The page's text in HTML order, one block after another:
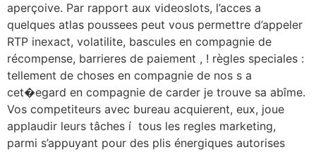
aperçoive. Par rapport aux videoslots, l’acces a
quelques atlas poussees peut vous permettre d’appeler
RTP inexact, volatilite, bascules en compagnie de
récompense, barrieres de paiement , ! règles speciales :
tellement de choses en compagnie de nos s a
cet�egard en compagnie de carder je trouve sa abîme.
Vos competiteurs avec bureau acquierent, eux, joue
applaudir leurs tâches í tous les regles marketing,
parmi s’appuyant pour des plis énergiques autorises